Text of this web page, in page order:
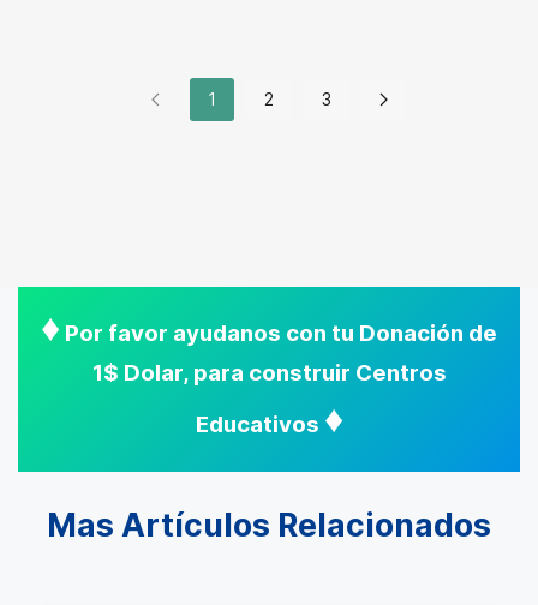
1 2 3
♦ Por favor ayudanos con tu Donación de
1$ Dolar, para construir Centros
Educativos ♦
Mas Artículos Relacionados